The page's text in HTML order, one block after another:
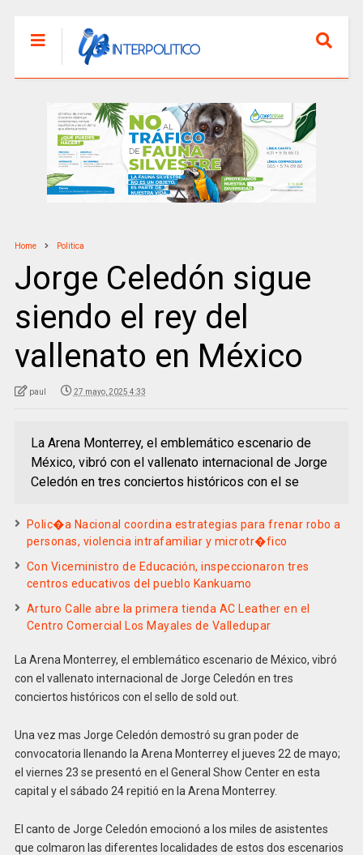
Home Politica
Jorge Celedón sigue
siendo el rey del
vallenato en México
paul 27 mayo, 2025 4:33
La Arena Monterrey, el emblemático escenario de
México, vibró con el vallenato internacional de Jorge
Celedón en tres conciertos históricos con el se
Polic�a Nacional coordina estrategias para frenar robo a
personas, violencia intrafamiliar y microtr�fico
Con Viceministro de Educación, inspeccionaron tres
centros educativos del pueblo Kankuamo
Arturo Calle abre la primera tienda AC Leather en el
Centro Comercial Los Mayales de Valledupar
La Arena Monterrey, el emblemático escenario de México, vibró
con el vallenato internacional de Jorge Celedón en tres
conciertos históricos con el sello de sold out.
Una vez mas Jorge Celedón demostró su gran poder de
convocatoria llenando la Arena Monterrey el jueves 22 de mayo;
el viernes 23 se presentó en el General Show Center en esta
capital y el sábado 24 repitió en la Arena Monterrey.
El canto de Jorge Celedón emocionó a los miles de asistentes
que colmaron las diferentes localidades de estos dos escenarios